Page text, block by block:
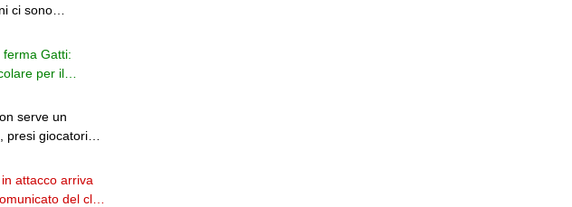
ci sono
Gatti:
per il
serve un
presi giocatori
attacco arriva
del club